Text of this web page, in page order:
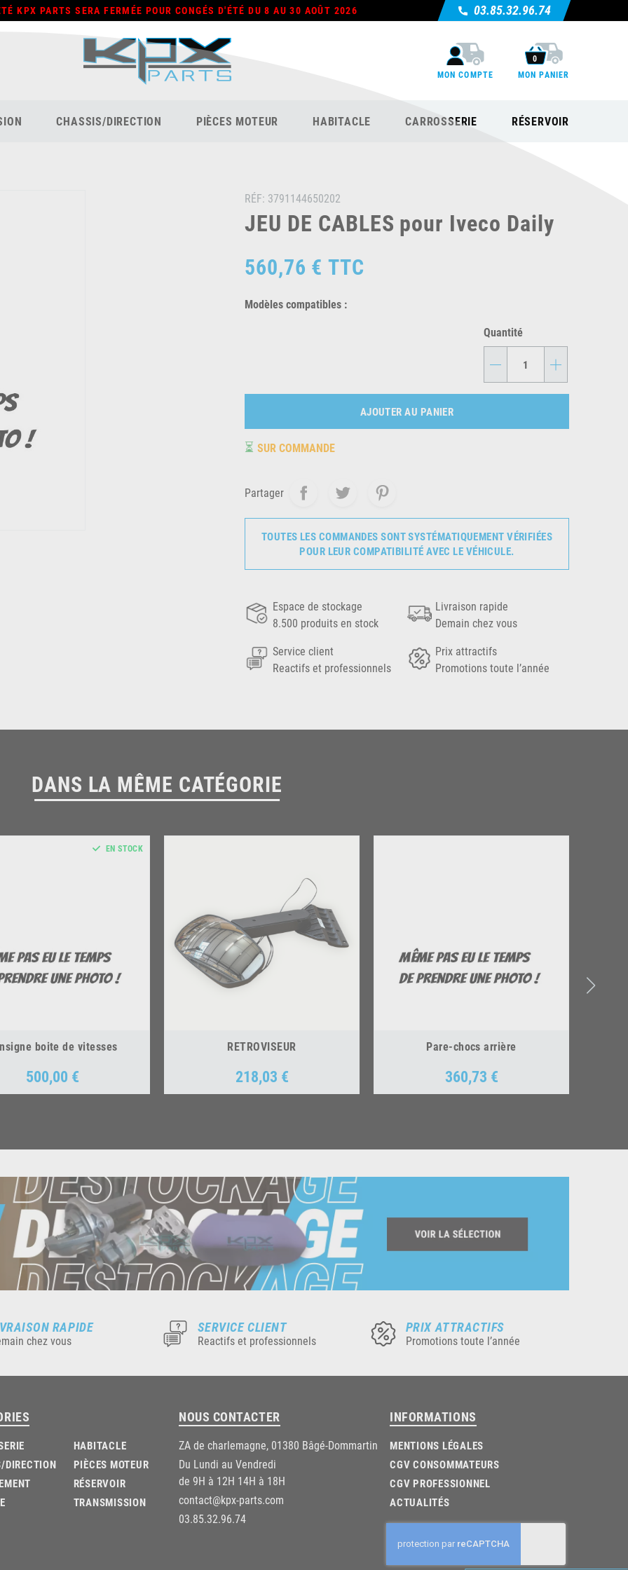
KPX PARTS SERA FERMÉE POUR CONGÉS D'ÉTÉ DU 8 AU 30 AOÛT 2026 03.85.32.96.74
MON COMPTE
0
MON PANIER
CHASSIS/DIRECTION PIÈCES MOTEUR HABITACLE CARROSSERIE RÉSERVOIR
RÉF: 3791144650202
JEU DE CABLES pour Iveco Daily
560,76 € TTC
Modèles compatibles :
Quantité
- +
AJOUTER AU PANIER
⏳ SUR COMMANDE
Partager
TOUTES LES COMMANDES SONT SYSTÉMATIQUEMENT VÉRIFIÉES
POUR LEUR COMPATIBILITÉ AVEC LE VÉHICULE.
Espace de stockage
8.500 produits en stock
Livraison rapide
Demain chez vous
Service client
Reactifs et professionnels
Prix attractifs
Promotions toute l’année
DANS LA MÊME CATÉGORIE
boite de vitesses
Prix
500,00 €
EN STOCK
RETROVISEUR
Prix
218,03 €
Pare-chocs arrière
Prix
360,73 €
RAPIDE
chez vous
SERVICE CLIENT
Reactifs et professionnels
PRIX ATTRACTIFS
Promotions toute l’année
DIRECTION
HABITACLE
PIÈCES MOTEUR
RÉSERVOIR
TRANSMISSION
NOUS CONTACTER
ZA de charlemagne, 01380 Bâgé-Dommartin
Du Lundi au Vendredi
de 9H à 12H 14H à 18H
contact@kpx-parts.com
03.85.32.96.74
INFORMATIONS
MENTIONS LÉGALES
CGV CONSOMMATEURS
CGV PROFESSIONNEL
ACTUALITÉS